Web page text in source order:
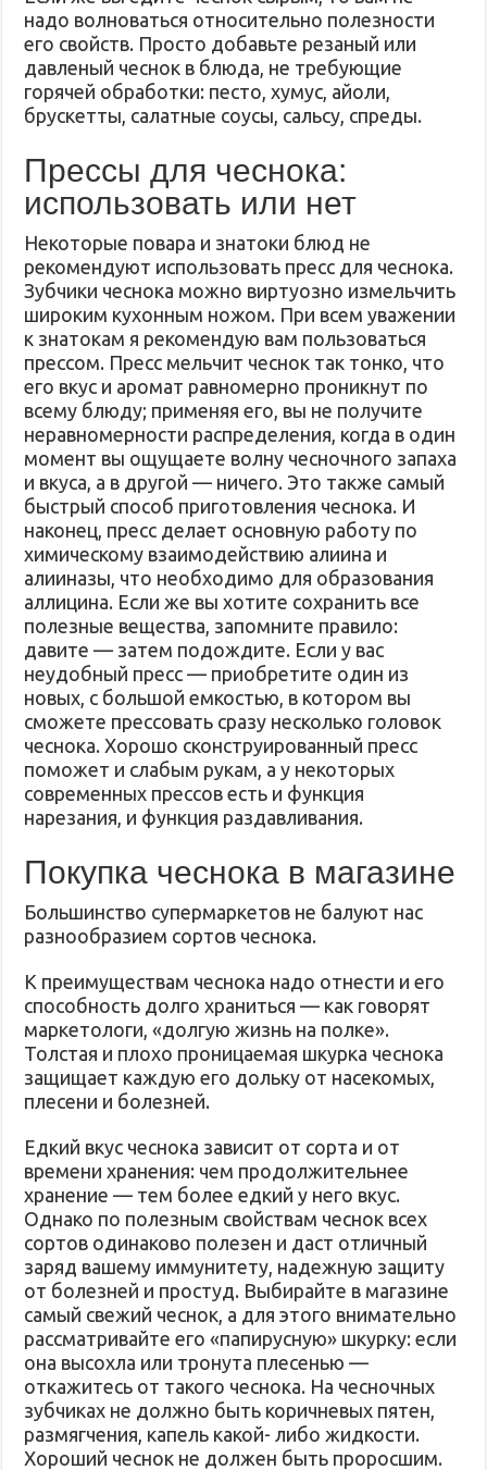
надо волноваться относительно полезности
его свойств. Просто добавьте резаный или
давленый чеснок в блюда, не требующие
горячей обработки: песто, хумус, айоли,
брускетты, салатные соусы, сальсу, спреды.
Прессы для чеснока:
использовать или нет
Некоторые повара и знатоки блюд не
рекомендуют использовать пресс для чеснока.
Зубчики чеснока можно виртуозно измельчить
широким кухонным ножом. При всем уважении
к знатокам я рекомендую вам пользоваться
прессом. Пресс мельчит чеснок так тонко, что
его вкус и аромат равномерно проникнут по
всему блюду; применяя его, вы не получите
неравномерности распределения, когда в один
момент вы ощущаете волну чесночного запаха
и вкуса, а в другой — ничего. Это также самый
быстрый способ приготовления чеснока. И
наконец, пресс делает основную работу по
химическому взаимодействию алиина и
алииназы, что необходимо для образования
аллицина. Если же вы хотите сохранить все
полезные вещества, запомните правило:
давите — затем подождите. Если у вас
неудобный пресс — приобретите один из
новых, с большой емкостью, в котором вы
сможете прессовать сразу несколько головок
чеснока. Хорошо сконструированный пресс
поможет и слабым рукам, а у некоторых
современных прессов есть и функция
нарезания, и функция раздавливания.
Покупка чеснока в магазине
Большинство супермаркетов не балуют нас
разнообразием сортов чеснока.
К преимуществам чеснока надо отнести и его
способность долго храниться — как говорят
маркетологи, «долгую жизнь на полке».
Толстая и плохо проницаемая шкурка чеснока
защищает каждую его дольку от насекомых,
плесени и болезней.
Едкий вкус чеснока зависит от сорта и от
времени хранения: чем продолжительнее
хранение — тем более едкий у него вкус.
Однако по полезным свойствам чеснок всех
сортов одинаково полезен и даст отличный
заряд вашему иммунитету, надежную защиту
от болезней и простуд. Выбирайте в магазине
самый свежий чеснок, а для этого внимательно
рассматривайте его «папирусную» шкурку: если
она высохла или тронута плесенью —
откажитесь от такого чеснока. На чесночных
зубчиках не должно быть коричневых пятен,
размягчения, капель какой- либо жидкости.
Хороший чеснок не должен быть проросшим.